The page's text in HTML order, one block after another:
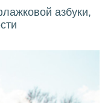
азбуки,